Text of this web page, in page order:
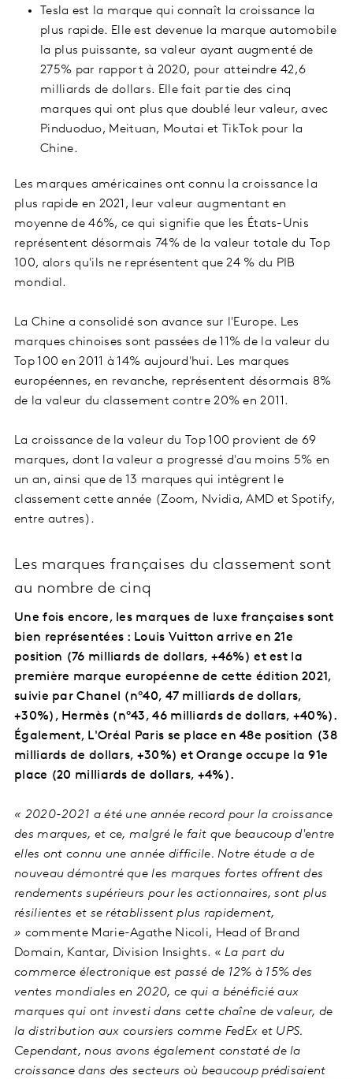
Tesla est la marque qui connaît la croissance la
plus rapide. Elle est devenue la marque automobile
la plus puissante, sa valeur ayant augmenté de
275% par rapport à 2020, pour atteindre 42,6
milliards de dollars. Elle fait partie des cinq
marques qui ont plus que doublé leur valeur, avec
Pinduoduo, Meituan, Moutai et TikTok pour la
Chine.
Les marques américaines ont connu la croissance la
plus rapide en 2021, leur valeur augmentant en
moyenne de 46%, ce qui signifie que les États-Unis
représentent désormais 74% de la valeur totale du Top
100, alors qu'ils ne représentent que 24 % du PIB
mondial.
La Chine a consolidé son avance sur l'Europe. Les
marques chinoises sont passées de 11% de la valeur du
Top 100 en 2011 à 14% aujourd'hui. Les marques
européennes, en revanche, représentent désormais 8%
de la valeur du classement contre 20% en 2011.
La croissance de la valeur du Top 100 provient de 69
marques, dont la valeur a progressé d'au moins 5% en
un an, ainsi que de 13 marques qui intègrent le
classement cette année (Zoom, Nvidia, AMD et Spotify,
entre autres).
Les marques françaises du classement sont
au nombre de cinq
Une fois encore, les marques de luxe françaises sont
bien représentées : Louis Vuitton arrive en 21e
position (76 milliards de dollars, +46%) et est la
première marque européenne de cette édition 2021,
suivie par Chanel (n°40, 47 milliards de dollars,
+30%), Hermès (n°43, 46 milliards de dollars, +40%).
Également, L'Oréal Paris se place en 48e position (38
milliards de dollars, +30%) et Orange occupe la 91e
place (20 milliards de dollars, +4%).
« 2020-2021 a été une année record pour la croissance
des marques, et ce, malgré le fait que beaucoup d'entre
elles ont connu une année difficile. Notre étude a de
nouveau démontré que les marques fortes offrent des
rendements supérieurs pour les actionnaires, sont plus
résilientes et se rétablissent plus rapidement,
» commente Marie-Agathe Nicoli, Head of Brand
Domain, Kantar, Division Insights. « La part du
commerce électronique est passé de 12% à 15% des
ventes mondiales en 2020, ce qui a bénéficié aux
marques qui ont investi dans cette chaîne de valeur, de
la distribution aux coursiers comme FedEx et UPS.
Cependant, nous avons également constaté de la
croissance dans des secteurs où beaucoup prédisaient